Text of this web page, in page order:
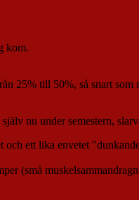
kom.
25% till 50%, så snart som
nu under semestern,
och ett lika envetet
(små